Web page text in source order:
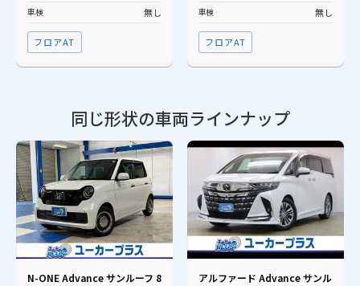
車検 無し
フロアAT
車検 無し
フロアAT
同じ形状の車両ラインナップ
N-ONE Advance サンルーフ 8
アルファード Advance サンル